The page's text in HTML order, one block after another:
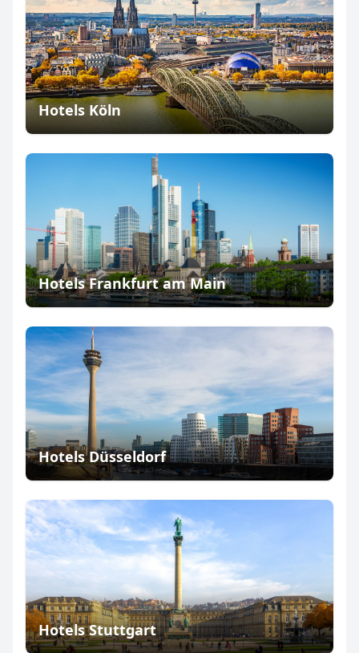
Hotels Köln
Hotels Frankfurt am Main
Hotels Düsseldorf
Hotels Stuttgart